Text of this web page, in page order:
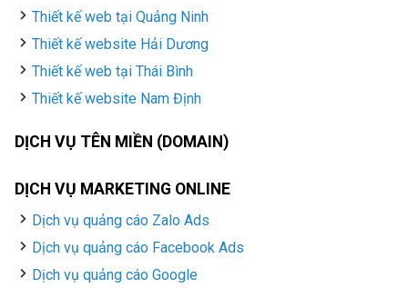
Thiết kế web tại Quảng Ninh
Thiết kế website Hải Dương
Thiết kế web tại Thái Bình
Thiết kế website Nam Định
DỊCH VỤ TÊN MIỀN (DOMAIN)
DỊCH VỤ MARKETING ONLINE
Dịch vụ quảng cáo Zalo Ads
Dịch vụ quảng cáo Facebook Ads
Dịch vụ quảng cáo Google